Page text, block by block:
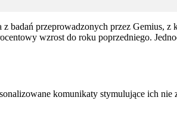
badań przeprowadzonych przez
wzrost do roku poprzedniego.
komunikaty stymulujące ich